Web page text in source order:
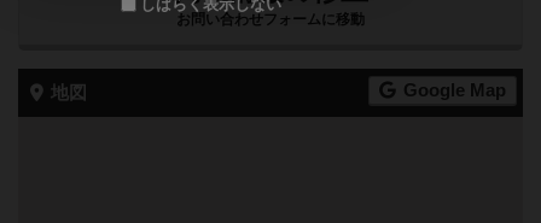
お問い合わせフォームに移動
地図 Google Map
しばらく表示しない